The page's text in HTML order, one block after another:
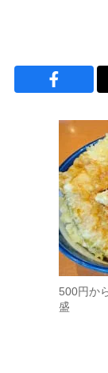
500円か
盛